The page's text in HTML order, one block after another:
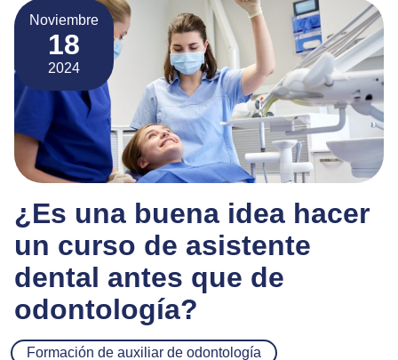
Noviembre
18
2024
¿Es una buena idea hacer
un curso de asistente
dental antes que de
odontología?
Formación de auxiliar de odontología